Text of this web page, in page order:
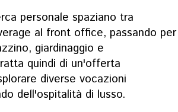
personale spaziano tra
al front office, passando per
giardinaggio e
quindi di un'offerta
diverse vocazioni
dell'ospitalità di lusso.